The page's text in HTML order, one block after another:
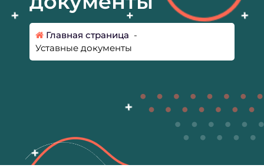
Главная страница -
Уставные документы